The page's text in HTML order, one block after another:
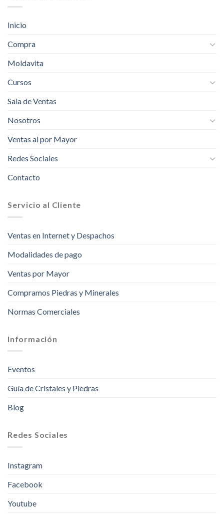
Inicio
Compra
Moldavita
Cursos
Sala de Ventas
Nosotros
Ventas al por Mayor
Redes Sociales
Contacto
Servicio al Cliente
Ventas en Internet y Despachos
Modalidades de pago
Ventas por Mayor
Compramos Piedras y Minerales
Normas Comerciales
Información
Eventos
Guía de Cristales y Piedras
Blog
Redes Sociales
Instagram
Facebook
Youtube